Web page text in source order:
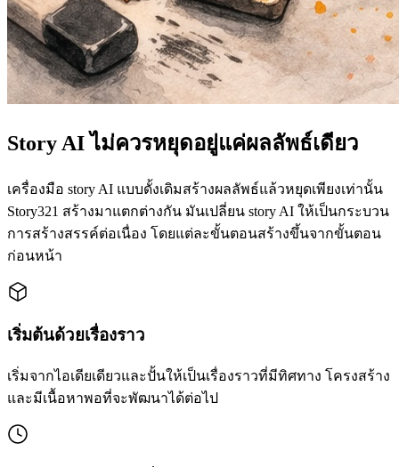
Story AI ไม่ควรหยุดอยู่แค่ผลลัพธ์เดียว
เครื่องมือ story AI แบบดั้งเดิมสร้างผลลัพธ์แล้วหยุดเพียงเท่านั้น
Story321 สร้างมาแตกต่างกัน มันเปลี่ยน story AI ให้เป็นกระบวน
การสร้างสรรค์ต่อเนื่อง โดยแต่ละขั้นตอนสร้างขึ้นจากขั้นตอน
ก่อนหน้า
เริ่มต้นด้วยเรื่องราว
เริ่มจากไอเดียเดียวและปั้นให้เป็นเรื่องราวที่มีทิศทาง โครงสร้าง
และมีเนื้อหาพอที่จะพัฒนาได้ต่อไป